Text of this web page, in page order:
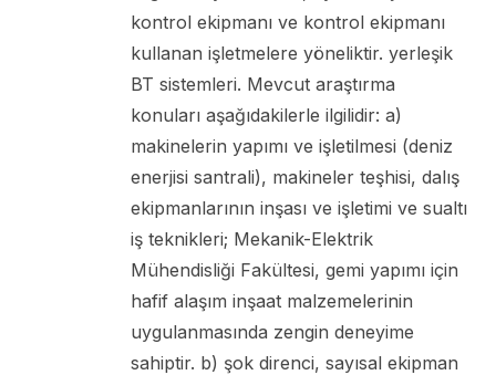
kontrol ekipmanı ve kontrol ekipmanı
kullanan işletmelere yöneliktir. yerleşik
BT sistemleri. Mevcut araştırma
konuları aşağıdakilerle ilgilidir: a)
makinelerin yapımı ve işletilmesi (deniz
enerjisi santrali), makineler teşhisi, dalış
ekipmanlarının inşası ve işletimi ve sualtı
iş teknikleri; Mekanik-Elektrik
Mühendisliği Fakültesi, gemi yapımı için
hafif alaşım inşaat malzemelerinin
uygulanmasında zengin deneyime
sahiptir. b) şok direnci, sayısal ekipman